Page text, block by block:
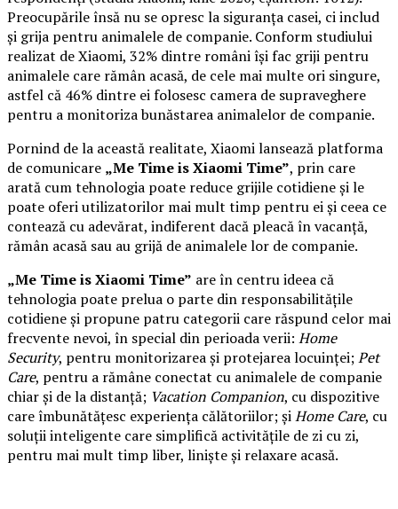
Preocupările însă nu se opresc la siguranța casei, ci includ
și grija pentru animalele de companie. Conform studiului
realizat de Xiaomi, 32% dintre români își fac griji pentru
animalele care rămân acasă, de cele mai multe ori singure,
astfel că 46% dintre ei folosesc camera de supraveghere
pentru a monitoriza bunăstarea animalelor de companie.
Pornind de la această realitate, Xiaomi lansează platforma
de comunicare „Me Time is Xiaomi Time”, prin care
arată cum tehnologia poate reduce grijile cotidiene și le
poate oferi utilizatorilor mai mult timp pentru ei și ceea ce
contează cu adevărat, indiferent dacă pleacă în vacanță,
rămân acasă sau au grijă de animalele lor de companie.
„Me Time is Xiaomi Time” are în centru ideea că
tehnologia poate prelua o parte din responsabilitățile
cotidiene și propune patru categorii care răspund celor mai
frecvente nevoi, în special din perioada verii: Home
Security, pentru monitorizarea și protejarea locuinței;Pet
Care, pentru a rămâne conectat cu animalele de companie
chiar și de la distanță; Vacation Companion, cu dispozitive
care îmbunătățesc experiența călătoriilor; șiHome Care, cu
soluții inteligente care simplifică activitățile de zi cu zi,
pentru mai mult timp liber, liniște și relaxare acasă.